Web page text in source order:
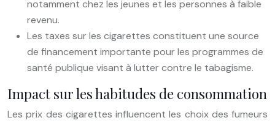
notamment chez les jeunes et les personnes à faible
revenu.
Les taxes sur les cigarettes constituent une source
de financement importante pour les programmes de
santé publique visant à lutter contre le tabagisme.
Impact sur les habitudes de consommation
Les prix des cigarettes influencent les choix des fumeurs